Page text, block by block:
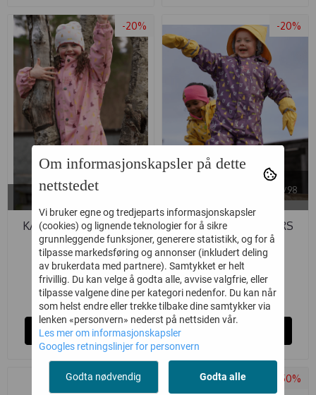
-20%
På lager i
KATTNAKKEN HELÅRS
REGNDRESS ...
Kattnakken
1.399,- 1.119,-
Kjøp
-20%
12m/80 cm, 2 år/92 cm, 3 år/98
KATTNAKKEN HELÅRS
REGNDRESS ...
Kattnakken
1.399,- 1.119,-
-50%
Om informasjonskapsler på dette
nettstedet
Vi bruker egne og tredjeparts informasjonskapsler
(cookies) og lignende teknologier for å sikre
grunnleggende funksjoner, generere statistikk, og for å
tilpasse markedsføring og annonser (inkludert deling
av brukerdata med partnere). Samtykket er helt
frivillig. Du kan velge å godta alle, avvise valgfrie, eller
tilpasse valgene dine per kategori nedenfor. Du kan når
som helst endre eller trekke tilbake dine samtykker via
lenken «personvern» nederst på nettsiden vår.
Les mer om informasjonskapsler
Googles retningslinjer for personvern
Godta nødvendig Godta alle